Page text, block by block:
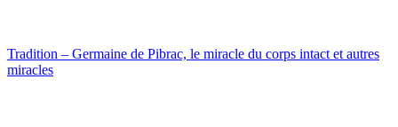
Tradition – Germaine de Pibrac, le miracle du corps intact et autres
miracles